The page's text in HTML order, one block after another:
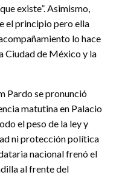
existe”. Asimismo,
el principio pero ella
lo hace
Ciudad de México y la
Pardo se pronunció
matutina en Palacio
el peso de la ley y
ni protección política
nacional frenó el
al frente del